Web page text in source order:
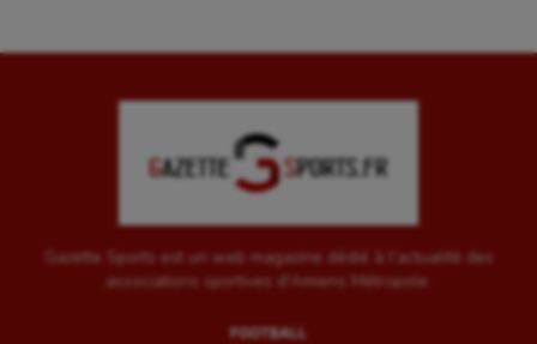
Gazette Sports est un web magazine dédié à l'actualité des
associations sportives d'Amiens Métropole.
FOOTBALL